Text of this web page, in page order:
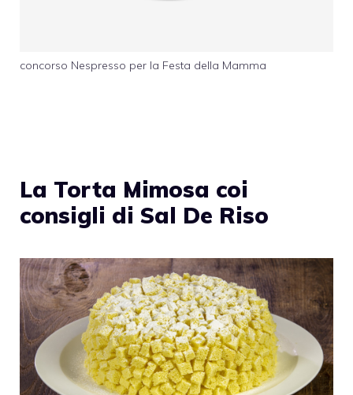
concorso Nespresso per la Festa della Mamma
La Torta Mimosa coi
consigli di Sal De Riso